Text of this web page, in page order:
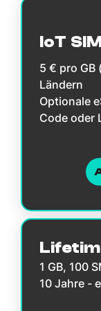
IoT
5 € pro GB
Ländern
Optionale
Code oder
1 GB, 100
10 Jahre -